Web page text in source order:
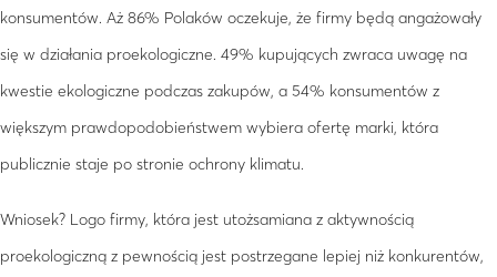
konsumentów. Aż 86% Polaków oczekuje, że firmy będą angażowały
się w działania proekologiczne. 49% kupujących zwraca uwagę na
kwestie ekologiczne podczas zakupów, a 54% konsumentów z
większym prawdopodobieństwem wybiera ofertę marki, która
publicznie staje po stronie ochrony klimatu.
Wniosek? Logo firmy, która jest utożsamiana z aktywnością
proekologiczną z pewnością jest postrzegane lepiej niż konkurentów,